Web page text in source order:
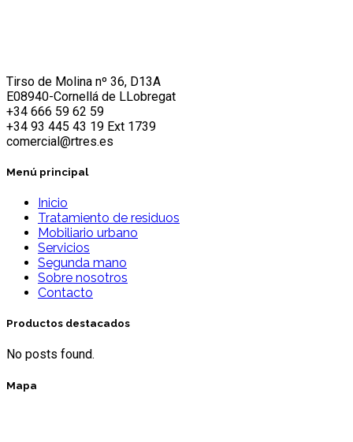
Tirso de Molina nº 36, D13A
E08940-Cornellá de LLobregat
+34 666 59 62 59
+34 93 445 43 19 Ext 1739
comercial@rtres.es
Menú principal
Inicio
Tratamiento de residuos
Mobiliario urbano
Servicios
Segunda mano
Sobre nosotros
Contacto
Productos destacados
No posts found.
Mapa